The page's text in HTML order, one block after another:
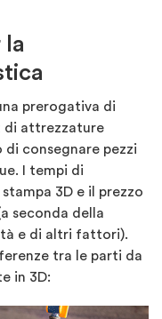
la
prerogativa di
di attrezzature
consegnare pezzi
I tempi di
3D e il prezzo
seconda della
e di altri fattori).
tra le parti da
in 3D: